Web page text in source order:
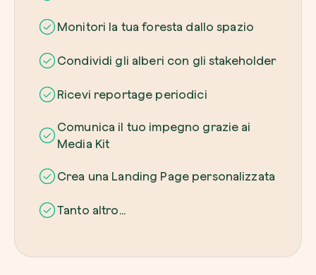
Monitori la tua foresta dallo spazio
Condividi gli alberi con gli stakeholder
Ricevi reportage periodici
Comunica il tuo impegno grazie ai
Media Kit
Crea una Landing Page personalizzata
Tanto altro...